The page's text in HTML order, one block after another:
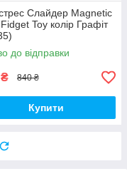
Слайдер Magnetic
Toy колір Графіт
до відправки
₴ 840 ₴
Купити